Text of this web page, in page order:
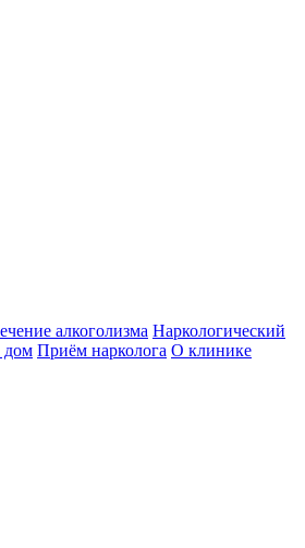
алкоголизма Наркологический
дом Приём нарколога О клинике